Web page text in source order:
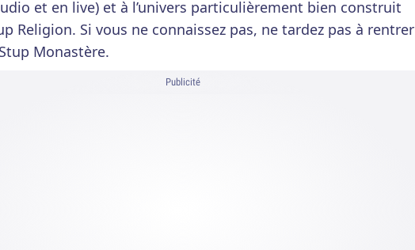
et en live) et à l’univers particulièrement bien construit
Religion. Si vous ne connaissez pas, ne tardez pas à rentrer
Monastère.
Publicité